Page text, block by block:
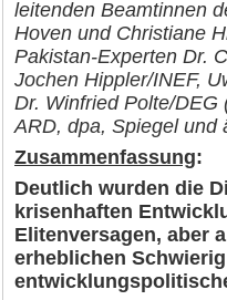
leitenden Beamtinnen
Hoven und Christiane
Pakistan-Experten Dr.
Jochen Hippler/INEF,
Dr. Winfried Polte/
ARD, dpa, Spiegel und
Zusammenfassung:
Deutlich wurden die
krisenhaften
Elitenversagen, aber
erheblichen